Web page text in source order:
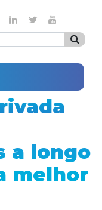
a longo
melhor